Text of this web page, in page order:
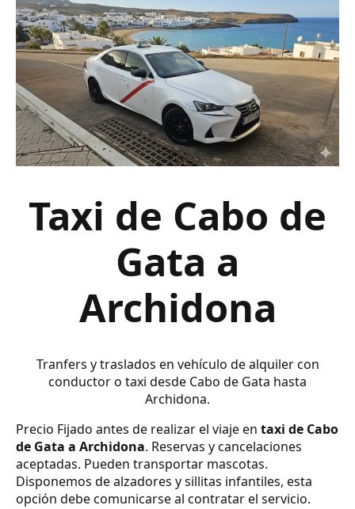
Taxi de Cabo de
Gata a
Archidona
Tranfers y traslados en vehículo de alquiler con
conductor o taxi desde Cabo de Gata hasta
Archidona.
Precio Fijado antes de realizar el viaje en taxi de Cabo
de Gata a Archidona. Reservas y cancelaciones
aceptadas. Pueden transportar mascotas.
Disponemos de alzadores y sillitas infantiles, esta
opción debe comunicarse al contratar el servicio.